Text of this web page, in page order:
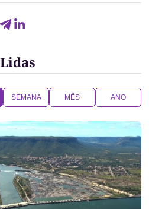
SEMANA MÊS ANO